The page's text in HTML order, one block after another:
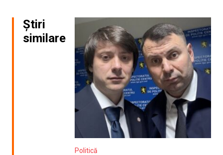
Știri
similare
Politică